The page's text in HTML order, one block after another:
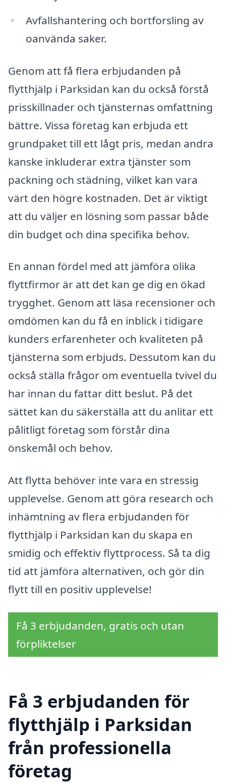
Avfallshantering och bortforsling av
oanvända saker.
Genom att få flera erbjudanden på
flytthjälp i Parksidan kan du också förstå
prisskillnader och tjänsternas omfattning
bättre. Vissa företag kan erbjuda ett
grundpaket till ett lågt pris, medan andra
kanske inkluderar extra tjänster som
packning och städning, vilket kan vara
värt den högre kostnaden. Det är viktigt
att du väljer en lösning som passar både
din budget och dina specifika behov.
En annan fördel med att jämföra olika
flyttfirmor är att det kan ge dig en ökad
trygghet. Genom att läsa recensioner och
omdömen kan du få en inblick i tidigare
kunders erfarenheter och kvaliteten på
tjänsterna som erbjuds. Dessutom kan du
också ställa frågor om eventuella tvivel du
har innan du fattar ditt beslut. På det
sättet kan du säkerställa att du anlitar ett
pålitligt företag som förstår dina
önskemål och behov.
Att flytta behöver inte vara en stressig
upplevelse. Genom att göra research och
inhämtning av flera erbjudanden för
flytthjälp i Parksidan kan du skapa en
smidig och effektiv flyttprocess. Så ta dig
tid att jämföra alternativen, och gör din
flytt till en positiv upplevelse!
Få 3 erbjudanden, gratis och utan
förpliktelser
Få 3 erbjudanden för
flytthjälp i Parksidan
från professionella
företag